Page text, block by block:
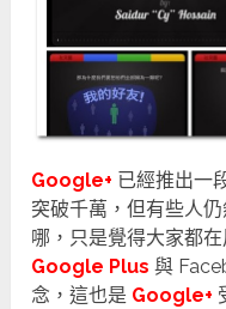
Google+ 已經推出一
突破千萬，但有些人
哪，只是覺得大家都
Google Plus 與
念，這也是 Google+